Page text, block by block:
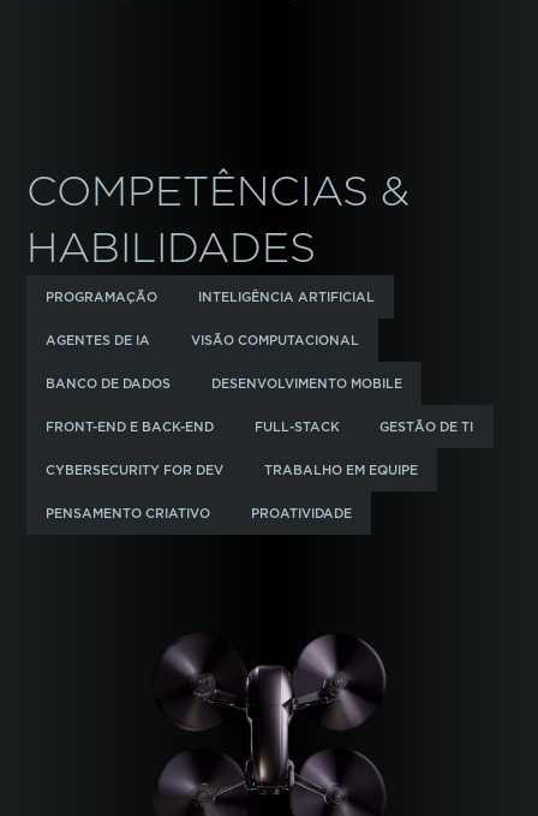
COMPETÊNCIAS &
HABILIDADES
PROGRAMAÇÃO INTELIGÊNCIA ARTIFICIAL
AGENTES DE IA VISÃO COMPUTACIONAL
BANCO DE DADOS DESENVOLVIMENTO MOBILE
FRONT-END E BACK-END FULL-STACK GESTÃO DE TI
CYBERSECURITY FOR DEV TRABALHO EM EQUIPE
PENSAMENTO CRIATIVO PROATIVIDADE